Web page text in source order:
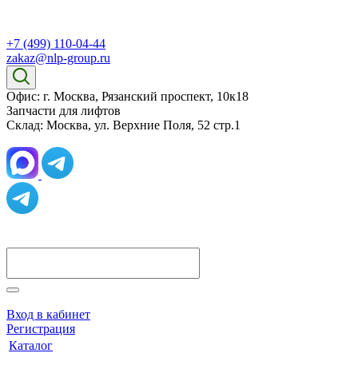
+7 (499) 110-04-44
zakaz@nlp-group.ru
Офис: г. Москва, Рязанский проспект, 10к18
Запчасти для лифтов
Склад: Москва, ул. Верхние Поля, 52 стр.1
Вход в кабинет
Регистрация
Каталог